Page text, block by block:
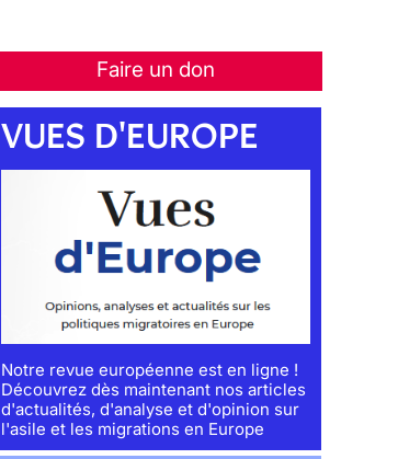
Faire un don
VUES D'EUROPE
Notre revue européenne est en ligne !
Découvrez dès maintenant nos articles
d'actualités, d'analyse et d'opinion sur
l'asile et les migrations en Europe